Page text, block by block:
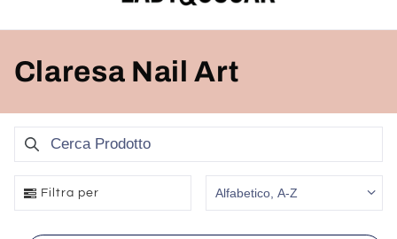
C
o
l
e
Claresa Nail Art
Cerca Prodotto
Use this input to search products in this collection.
Filtra per Alfabetico, A-Z